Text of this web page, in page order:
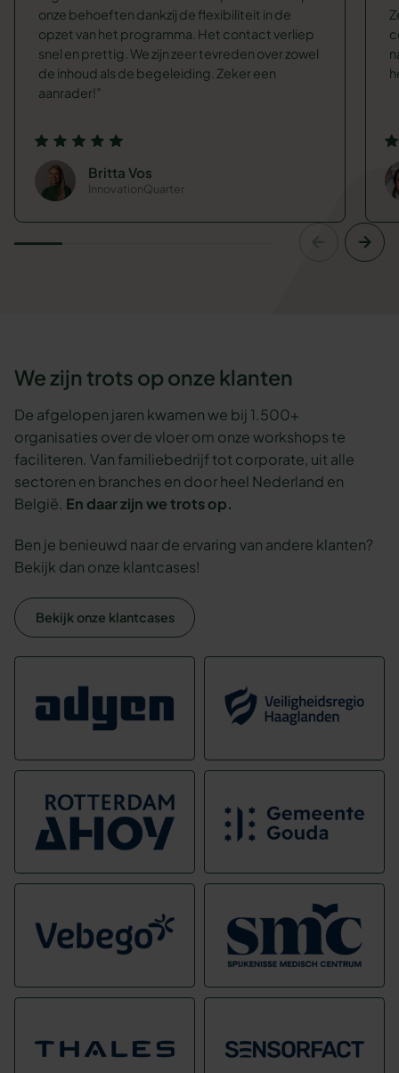
onze behoeften dankzij de flexibiliteit in de
opzet van het programma. Het contact verliep
snel en prettig. We zijn zeer tevreden over zowel
de inhoud als de begeleiding. Zeker een
aanrader!
Britta Vos
InnovationQuarter
We zijn trots op onze klanten
De afgelopen jaren kwamen we bij 1.500+
organisaties over de vloer om onze workshops te
faciliteren. Van familiebedrijf tot corporate, uit alle
sectoren en branches en door heel Nederland en
België. En daar zijn we trots op.
Ben je benieuwd naar de ervaring van andere klanten?
Bekijk dan onze klantcases!
Bekijk onze klantcases